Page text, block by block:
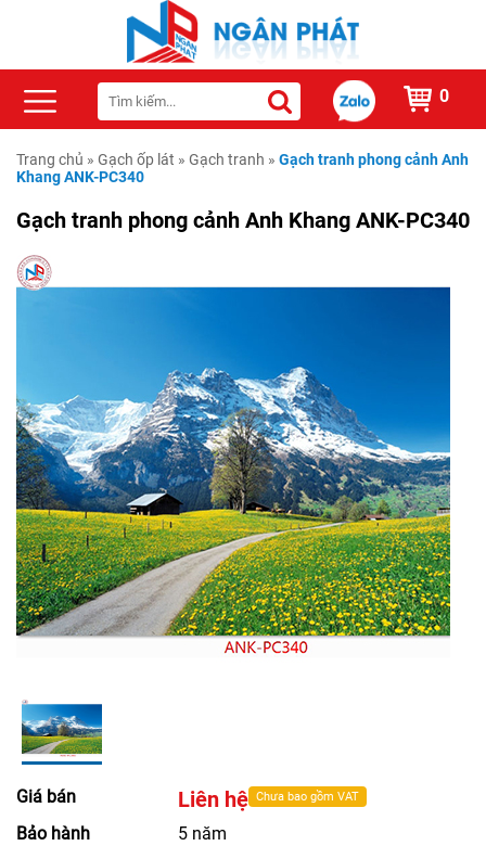
0
Trang chủ » Gạch ốp lát » Gạch tranh » Gạch tranh phong cảnh Anh
Khang ANK-PC340
Gạch tranh phong cảnh Anh Khang ANK-PC340
Giá bán Liên hệ Chưa bao gồm VAT
Bảo hành
5 năm